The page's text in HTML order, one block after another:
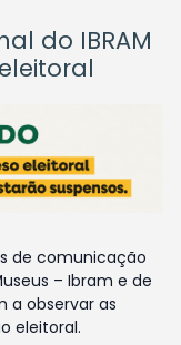
do IBRAM
de comunicação
– Ibram e de
a observar as
eleitoral.